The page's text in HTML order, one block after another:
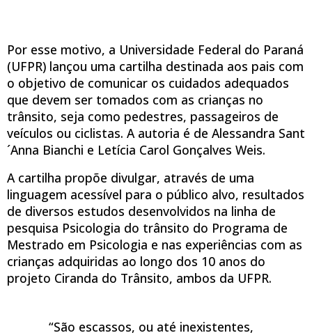
Por esse motivo, a Universidade Federal do Paraná
(UFPR) lançou uma cartilha destinada aos pais com
o objetivo de comunicar os cuidados adequados
que devem ser tomados com as crianças no
trânsito, seja como pedestres, passageiros de
veículos ou ciclistas. A autoria é de Alessandra Sant
´Anna Bianchi e Letícia Carol Gonçalves Weis.
A cartilha propõe divulgar, através de uma
linguagem acessível para o público alvo, resultados
de diversos estudos desenvolvidos na linha de
pesquisa Psicologia do trânsito do Programa de
Mestrado em Psicologia e nas experiências com as
crianças adquiridas ao longo dos 10 anos do
projeto Ciranda do Trânsito, ambos da UFPR.
“São escassos, ou até inexistentes,